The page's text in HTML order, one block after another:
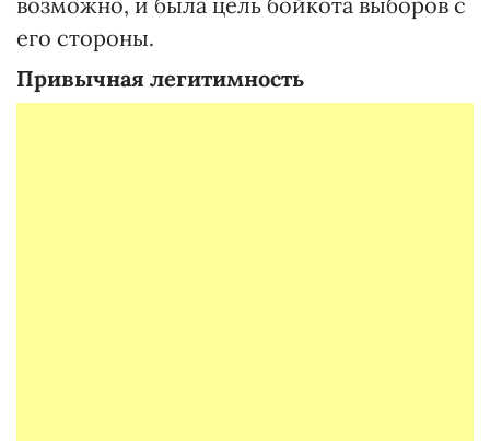
его стороны.
Привычная легитимность